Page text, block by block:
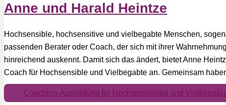
Anne und Harald Heintze
Hochsensible, hochsensitive und vielbegabte Menschen,
passenden Berater oder Coach, der sich mit ihrer
hinreichend auskennt. Damit sich das ändert, bietet Anne
Coach für Hochsensible und Vielbegabte an. Gemeinsam
Coaching-Ausbildung für Hochsensibilität und